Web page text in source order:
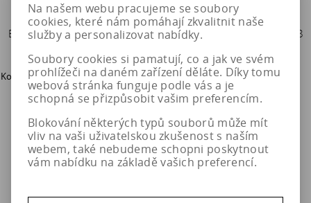
Brock RC14 KS 7,5x17 5x112
ET45 57,1
Konfigurátor disků Brock
3 083 Kč
Brock RC19 KS 6,5x16 4x108
Konfigurátor disků Brock
3 083 Kč
Na našem webu pracujeme se soubory
cookies, které nám pomáhají zkvalitnit naše
služby a personalizovat nabídky.
Soubory cookies si pamatují, co a jak ve svém
prohlížeči na daném zařízení děláte. Díky tomu
webová stránka funguje podle vás a je
schopná se přizpůsobit vašim preferencím.
Blokování některých typů souborů může mít
vliv na vaši uživatelskou zkušenost s naším
webem, také nebudeme schopni poskytnout
vám nabídku na základě vašich preferencí.